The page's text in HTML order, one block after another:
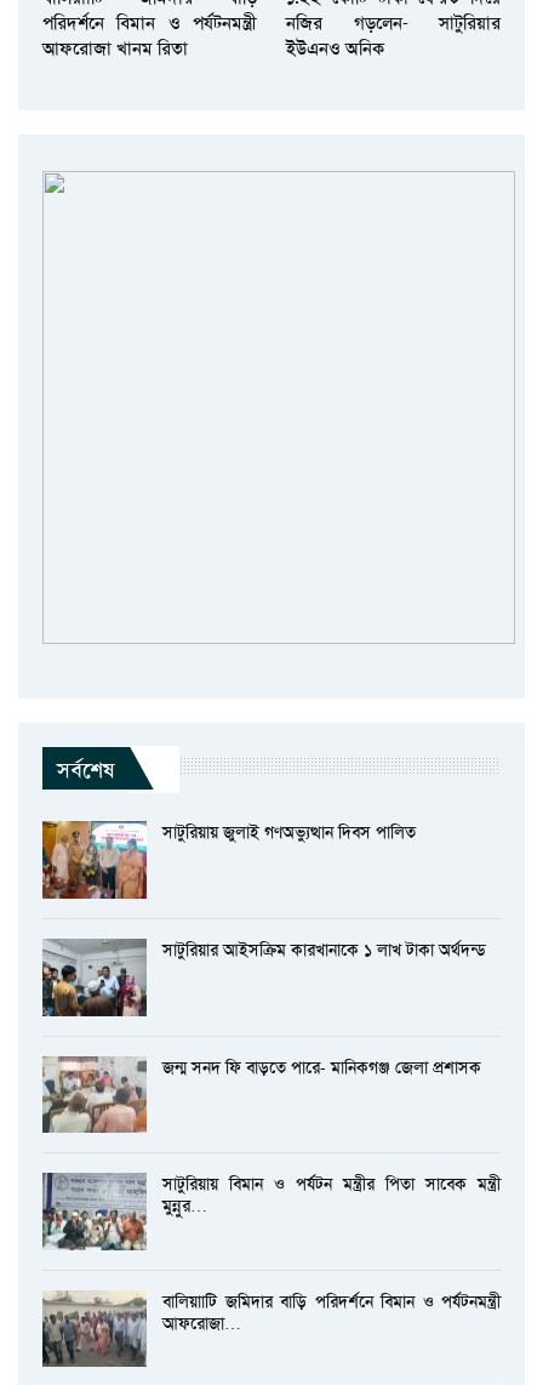
পরিদর্শনে বিমান ও পর্যটনমন্ত্রী
আফরোজা খানম রিতা
নজির গড়লেন- সাটুরিয়ার
ইউএনও অনিক
সর্বশেষ
সাটুরিয়ায় জুলাই গণঅভ্যুত্থান দিবস পালিত
সাটুরিয়ার আইসক্রিম কারখানাকে ১ লাখ টাকা অর্থদন্ড
জন্ম সনদ ফি বাড়তে পারে- মানিকগঞ্জ জেলা প্রশাসক
সাটুরিয়ায় বিমান ও পর্যটন মন্ত্রীর পিতা সাবেক মন্ত্রী
মুন্নুর…
বালিয়াাটি জমিদার বাড়ি পরিদর্শনে বিমান ও পর্যটনমন্ত্রী
আফরোজা…